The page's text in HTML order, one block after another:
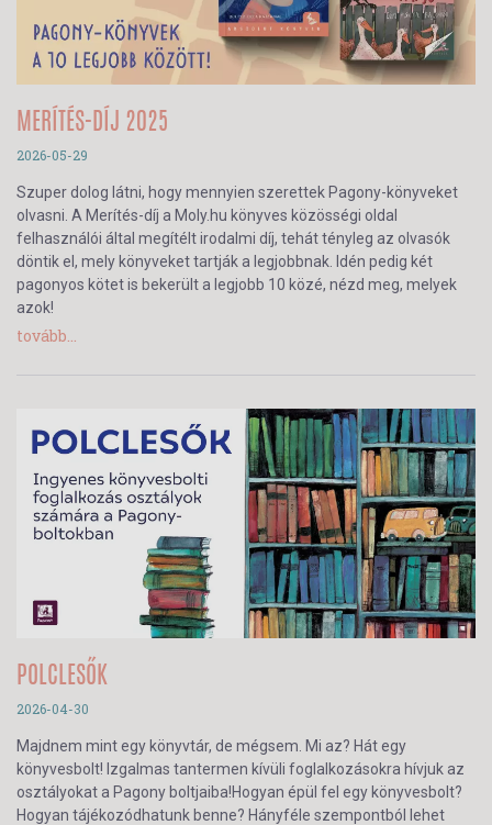
MERÍTÉS-DÍJ 2025
2026-05-29
Szuper dolog látni, hogy mennyien szerettek Pagony-könyveket
olvasni. A Merítés-díj a Moly.hu könyves közösségi oldal
felhasználói által megítélt irodalmi díj, tehát tényleg az olvasók
döntik el, mely könyveket tartják a legjobbnak. Idén pedig két
pagonyos kötet is bekerült a legjobb 10 közé, nézd meg, melyek
azok!
tovább...
POLCLESŐK
2026-04-30
Majdnem mint egy könyvtár, de mégsem. Mi az? Hát egy
könyvesbolt! Izgalmas tantermen kívüli foglalkozásokra hívjuk az
osztályokat a Pagony boltjaiba!Hogyan épül fel egy könyvesbolt?
Hogyan tájékozódhatunk benne? Hányféle szempontból lehet